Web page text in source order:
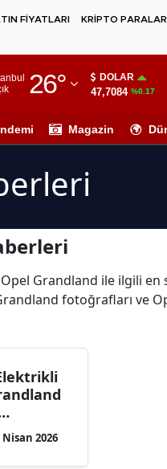
FİYATLARI KRİPTO PARALAR
26°
Adıyaman
Ağrı
Amasya
Antalya
Artvin
Balıkesir
Bilecik
Bitlis
DOLAR
47,7084 %0.17
Magazin
Grandland ile ilgili
fotoğrafları ve
Nisan 2026